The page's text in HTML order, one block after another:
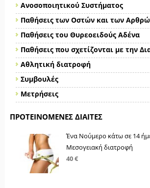
Ανοσοποιητικού Συστήματος
Παθήσεις των Οστών και των
Παθήσεις του Θυρεοειδούς Αδένα
Παθήσεις που σχετίζονται με την
Αθλητική διατροφή
Συμβουλές
Μετρήσεις
ΠΡΟΤΕΙΝΌΜΕΝΕΣ ΔΊΑΙΤΕΣ
Ένα Νούμερο κάτω σε 14
Μεσογειακή διατροφή
40 €